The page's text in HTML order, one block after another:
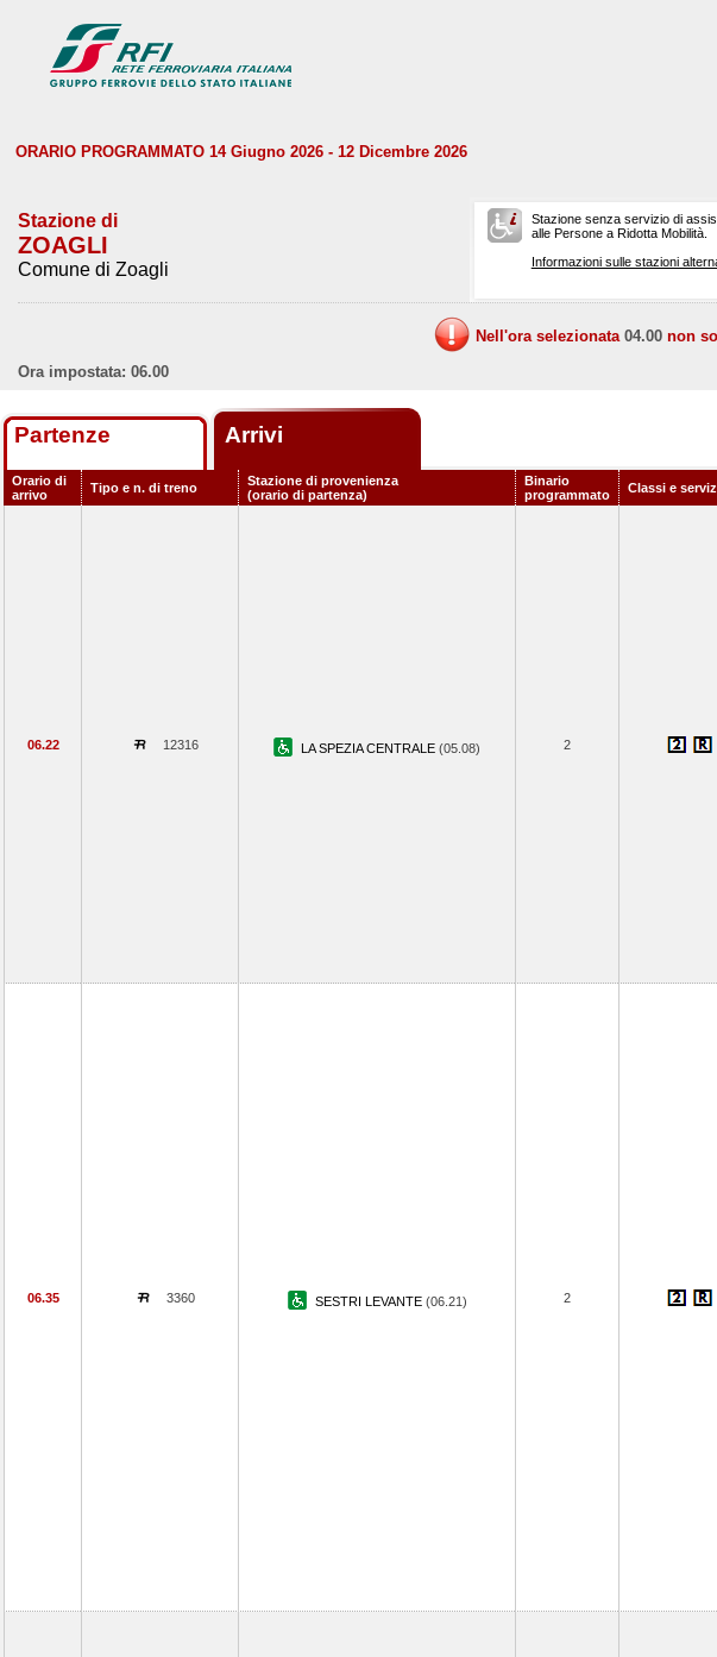
ORARIO PROGRAMMATO 14 Giugno 2026 - 12 Dicembre 2026
Stazione di
ZOAGLI
Comune di Zoagli
Stazione senza servizio di
alle Persone a Ridotta Mobilità.
Informazioni sulle stazioni
Nell'ora selezionata 04.00 non
Ora impostata: 06.00
Partenze Arrivi
Orario di
arrivo
Tipo e n. di treno
Stazione di provenienza
(orario di partenza)
Binario
programmato
Classi e
06.22 12316 LA SPEZIA CENTRALE (05.08) 2
06.35 3360 SESTRI LEVANTE (06.21) 2